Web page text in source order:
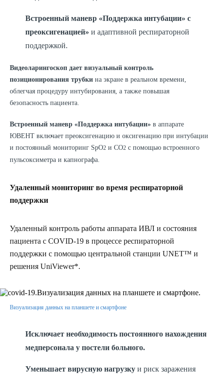
Встроенный маневр «Поддержка интубации» с
преоксигенацией» и адаптивной респираторной
поддержкой.
Видеоларингоскоп дает визуальный контроль
позиционирования трубки на экране в реальном времени,
облегчая процедуру интубирования, а также повышая
безопасность пациента.
Встроенный маневр «Поддержка интубации» в аппарате
ЮВЕНТ включает преоксигенацию и оксигенацию при интубации
и постоянный мониторинг SpO2 и CO2 с помощью встроенного
пульсоксиметра и капнографа.
Удаленный мониторинг во время респираторной
поддержки
Удаленный контроль работы аппарата ИВЛ и состояния
пациента с COVID-19 в процессе респираторной
поддержки с помощью центральной станции UNET™ и
решения UniViewer*.
Визуализация данных на планшете и смартфоне
Исключает необходимость постоянного нахождения
медперсонала у постели больного.
Уменьшает вирусную нагрузку и риск заражения